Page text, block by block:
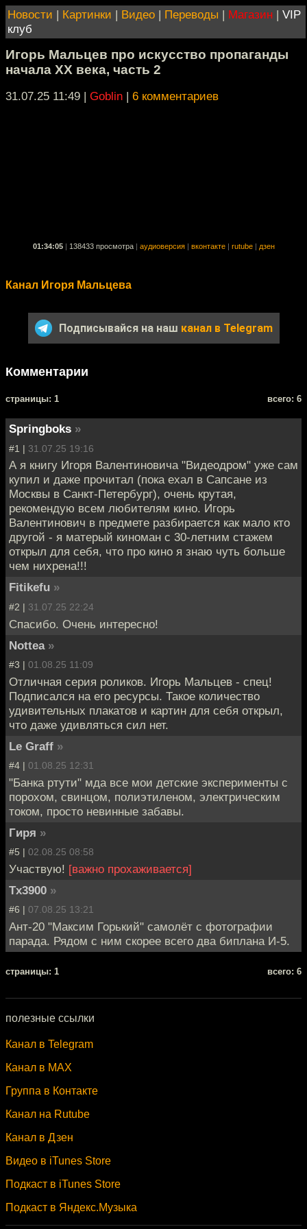
Новости | Картинки | Видео | Переводы | Магазин | VIP
клуб
Игорь Мальцев про искусство пропаганды
начала XX века, часть 2
31.07.25 11:49 | Goblin | 6 комментариев
01:34:05 138433 просмотра аудиоверсия вконтакте rutube дзен
Канал Игоря Мальцева
Подписывайся на наш канал в Telegram
Комментарии
cтраницы: 1 всего: 6
Springboks »
#1 | 31.07.25 19:16
А я книгу Игоря Валентиновича "Видеодром" уже сам
купил и даже прочитал (пока ехал в Сапсане из
Москвы в Санкт-Петербург), очень крутая,
рекомендую всем любителям кино. Игорь
Валентинович в предмете разбирается как мало кто
другой - я матерый киноман с 30-летним стажем
открыл для себя, что про кино я знаю чуть больше
чем нихрена!!!
Fitikefu »
#2 | 31.07.25 22:24
Спасибо. Очень интересно!
Nottea »
#3 | 01.08.25 11:09
Отличная серия роликов. Игорь Мальцев - спец!
Подписался на его ресурсы. Такое количество
удивительных плакатов и картин для себя открыл,
что даже удивляться сил нет.
Le Graff »
#4 | 01.08.25 12:31
"Банка ртути" мда все мои детские эксперименты с
порохом, свинцом, полиэтиленом, электрическим
током, просто невинные забавы.
Гиря »
#5 | 02.08.25 08:58
Участвую! [важно прохаживается]
Tx3900 »
#6 | 07.08.25 13:21
Ант-20 "Максим Горький" самолёт с фотографии
парада. Рядом с ним скорее всего два биплана И-5.
cтраницы: 1 всего: 6
полезные ссылки
Канал в Telegram
Канал в MAX
Группа в Контакте
Канал на Rutube
Канал в Дзен
Видео в iTunes Store
Подкаст в iTunes Store
Подкаст в Яндекс.Музыка